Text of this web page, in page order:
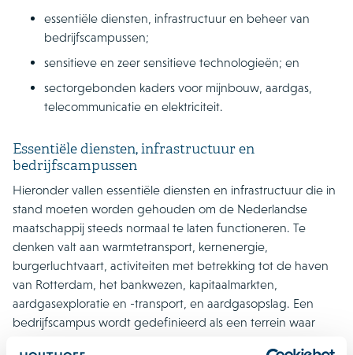
essentiële diensten, infrastructuur en beheer van
bedrijfscampussen;
sensitieve en zeer sensitieve technologieën; en
sectorgebonden kaders voor mijnbouw, aardgas,
telecommunicatie en elektriciteit.
Essentiële diensten, infrastructuur en
bedrijfscampussen
Hieronder vallen essentiële diensten en infrastructuur die in
stand moeten worden gehouden om de Nederlandse
maatschappij steeds normaal te laten functioneren. Te
denken valt aan warmtetransport, kernenergie,
burgerluchtvaart, activiteiten met betrekking tot de haven
van Rotterdam, het bankwezen, kapitaalmarkten,
aardgasexploratie en -transport, en aardgasopslag. Een
bedrijfscampus wordt gedefinieerd als een terrein waar